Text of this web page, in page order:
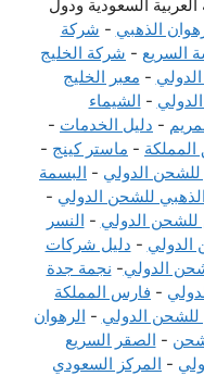
السعودية ودول
الذهبي-شركة
-شركة الخليج
-معبر الخليج
-الشيماء
-دليل الخدمات-
-ماستر كينج-
الدولي- البسمة
للشحن الدولي-
الدولي-النسر
-دليل شركات
الدولي- نجمة جدة
- فارس المملكة
الدولي-الرهوان
-الصقر السريع
- المركز السعودي